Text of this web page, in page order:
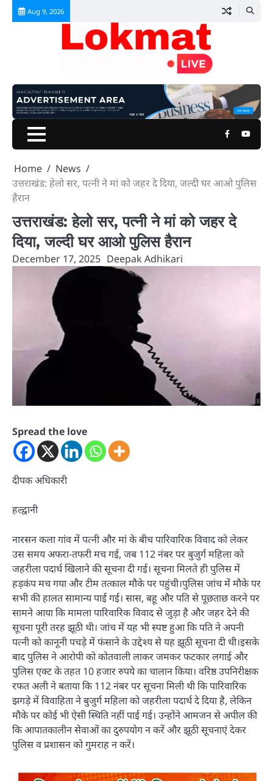
Skip
Aug 9, 2026
Facebook
Home
News
उत्तराखंड: हेलो सर, पत्नी ने मां को जहर दे दिया, जल्दी घर आओ पुलिस
हैरान
उत्तराखंड: हेलो सर, पत्नी ने मां को जहर दे
दिया, जल्दी घर आओ पुलिस हैरान
December 17, 2025 Deepak Adhikari
Spread the love
दीपक अधिकारी
हल्द्वानी
नारसन कला गांव में पत्नी और मां के बीच पारिवारिक विवाद को लेकर
उस समय अफरा-तफरी मच गई, जब 112 नंबर पर बुजुर्ग महिला को
जहरीला पदार्थ खिलाने की सूचना दी गई। सूचना मिलते ही पुलिस में
हड़कंप मच गया और टीम तत्काल मौके पर पहुंची।पुलिस जांच में मौके पर
सभी की हालत सामान्य पाई गई। सास, बहू और पति से पूछताछ करने पर
सामने आया कि मामला पारिवारिक विवाद से जुड़ा है और जहर देने की
सूचना पूरी तरह झूठी थी। जांच में यह भी स्पष्ट हुआ कि पति ने अपनी
पत्नी को कानूनी पचड़े में फंसाने के उद्देश्य से यह झूठी सूचना दी थी।इसके
बाद पुलिस ने आरोपी को कोतवाली लाकर जमकर फटकार लगाई और
पुलिस एक्ट के तहत 10 हजार रुपये का चालान किया। वरिष्ठ उपनिरीक्षक
रफत अली ने बताया कि 112 नंबर पर सूचना मिली थी कि पारिवारिक
झगड़े में विवाहिता ने बुजुर्ग महिला को जहरीला पदार्थ दे दिया है, लेकिन
मौके पर कोई भी ऐसी स्थिति नहीं पाई गई। उन्होंने आमजन से अपील की
कि आपातकालीन सेवाओं का दुरुपयोग न करें और झूठी सूचनाएं देकर
पुलिस व प्रशासन को गुमराह न करें।